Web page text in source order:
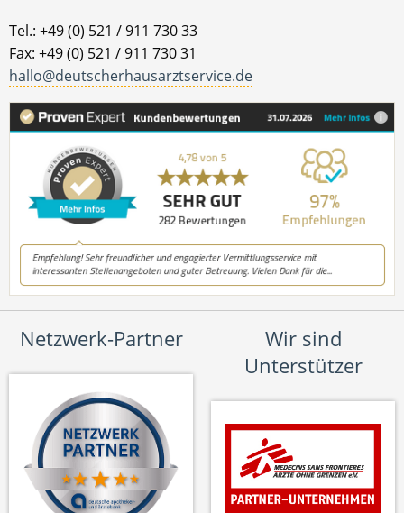
Tel.: +49 (0) 521 / 911 730 33
Fax: +49 (0) 521 / 911 730 31
hallo@deutscherhausarztservice.de
Netzwerk-Partner
Wir sind
Unterstützer